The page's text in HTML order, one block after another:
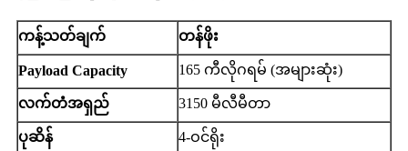
ကန့်သတ်ချက် တန်ဖိုး
Payload Capacity 165 ကီလိုဂရမ် (အများဆုံး)
လက်တံအရှည် 3150 မီလီမီတာ
ပုဆိန် 4-ဝင်ရိုး